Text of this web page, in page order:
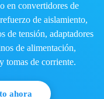
en convertidores de
de aislamiento,
de tensión, adaptadores
de alimentación,
tomas de corriente.
ahora